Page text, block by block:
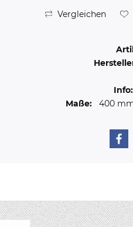
Vergleichen
Info:
Maße:
400